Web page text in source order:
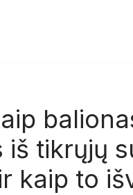
iš tikrųjų
kaip to